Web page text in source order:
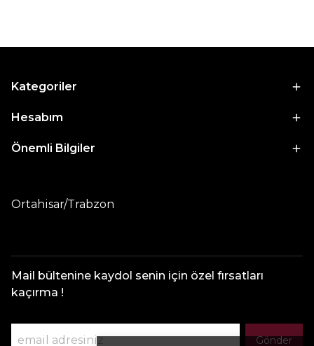
Kategoriler
Hesabım
Önemli Bilgiler
Ortahisar/Trabzon
Mail bültenine kaydol senin için özel fırsatları
kaçırma !
Gönder